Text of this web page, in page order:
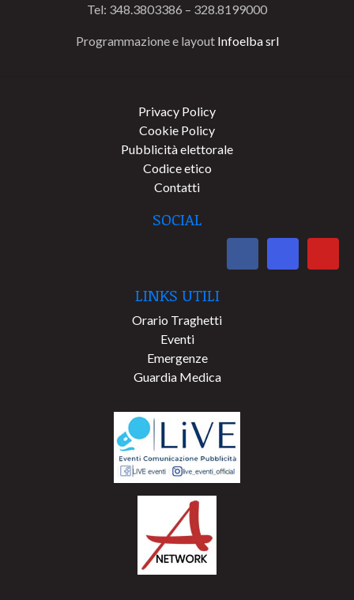
Tel: 348.3803386 – 328.8199000
Programmazione e layout Infoelba srl
Privacy Policy
Cookie Policy
Pubblicità elettorale
Codice etico
Contatti
SOCIAL
LINKS UTILI
Orario Traghetti
Eventi
Emergenze
Guardia Medica